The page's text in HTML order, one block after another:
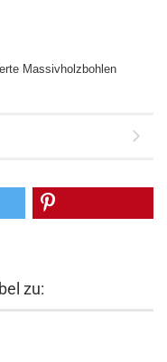
Massivholzbohlen
zu: